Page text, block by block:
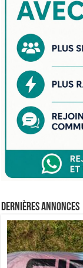
Dernières annonces